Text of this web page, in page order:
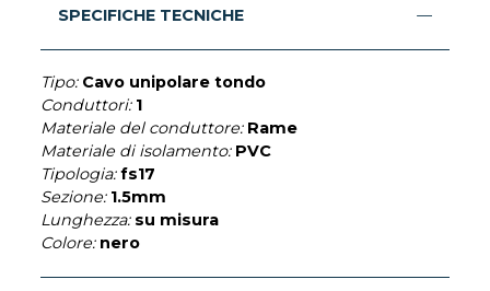
SPECIFICHE TECNICHE
Tipo: Cavo unipolare tondo
Conduttori: 1
Materiale del conduttore: Rame
Materiale di isolamento: PVC
Tipologia: fs17
Sezione: 1.5mm
Lunghezza: su misura
Colore: nero